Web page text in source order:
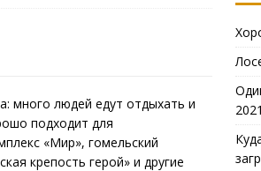
много людей едут отдыхать и
подходит для
«Мир», гомельский
крепость герой» и другие